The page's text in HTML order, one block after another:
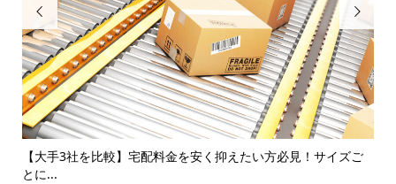

【大手3社を比較】宅配料金を安く抑えたい方必見！サイズご
とに...
